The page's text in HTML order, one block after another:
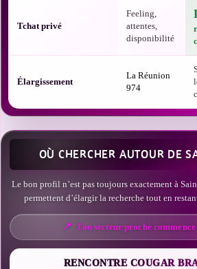
Tchat privé
Feeling,
attentes,
disponibilité
Élargissement
La Réunion
974
OÙ CHERCHER AUTOUR DE
Le bon profil n’est pas toujours exactement à
permettent d’élargir la recherche tout en
Ton secteur proche
RENCONTRE COUGAR